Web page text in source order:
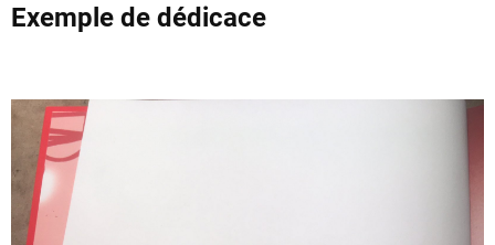
Exemple de dédicace